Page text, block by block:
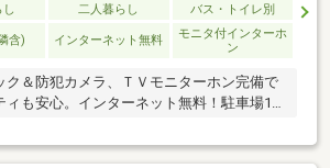
二人暮らし バス・トイレ別
含) インターネット無料
モニタ付インターホ
ン
ク＆防犯カメラ、ＴＶモニターホン完備で
ィも安心。インターネット無料！駐車場1